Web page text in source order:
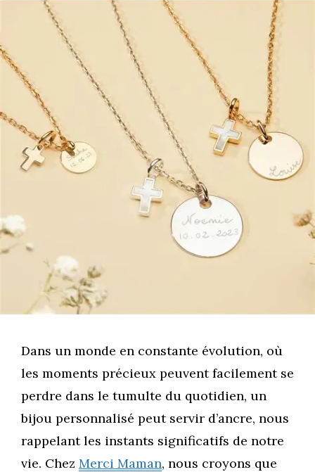
Dans un monde en constante évolution, où
les moments précieux peuvent facilement se
perdre dans le tumulte du quotidien, un
bijou personnalisé peut servir d’ancre, nous
rappelant les instants significatifs de notre
vie. Chez Merci Maman, nous croyons que